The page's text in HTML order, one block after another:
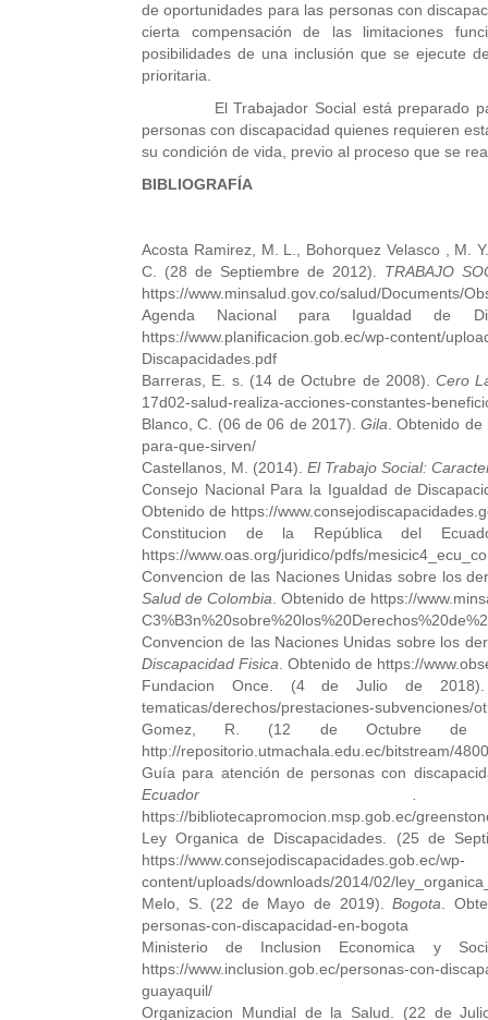
de oportunidades para las personas con
cierta compensación de las limitaciones
posibilidades de una inclusión que se ejecute
prioritaria.
El Trabajador Social está preparado para
personas con discapacidad quienes requieren
su condición de vida, previo al proceso que se
BIBLIOGRAFÍA
Acosta Ramirez, M. L., Bohorquez Velasco , M.
C. (28 de Septiembre de 2012). TRABAJO
https://www.minsalud.gov.co/salud/Documents/
Agenda Nacional para Igualdad de
https://www.planificacion.gob.ec/wp-content/
Discapacidades.pdf
Barreras, E. s. (14 de Octubre de 2008). Cero
17d02-salud-realiza-acciones-constantes-
Blanco, C. (06 de 06 de 2017).Gila . Obtenido
para-que-sirven/
Castellanos, M. (2014). El Trabajo Social:
Consejo Nacional Para la Igualdad de
Obtenido de https://
Constitucion de la República del
https://www.oas.org/juridico/pdfs/
Convencion de las Naciones Unidas sobre los
Salud de Colombia . Obtenido de https://
Convencion de las Naciones Unidas sobre los
Discapacidad Fisica . Obtenido de https://
Fundacion Once. (4 de Julio de
tematicas/derechos/prestaciones-subvenciones/
Gomez, R. (12 de Octubre
http://repositorio.utmachala.edu.ec/bitstream/
Guía para atención de personas con
Ecuador .
https://bibliotecapromocion.msp.gob.ec/
Ley Organica de Discapacidades. (25 de
https://www.consejodiscapacidades.gob.ec/wp-
content/uploads/downloads/2014/02/
Melo, S. (22 de Mayo de 2019).Bogota .
personas-con-discapacidad-en-bogota
Ministerio de Inclusion Economica y
https://www.inclusion.gob.ec/personas-con-
guayaquil/
Organizacion Mundial de la Salud. (22 de